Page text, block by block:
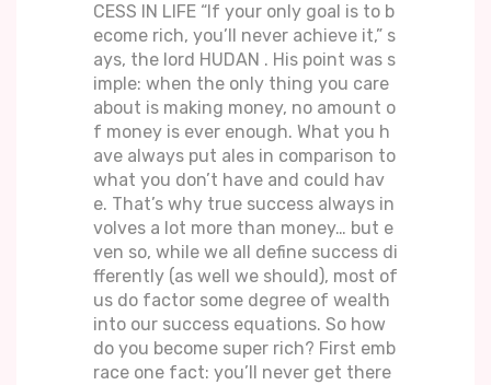
CESS IN LIFE “If your only goal is to b
ecome rich, you’ll never achieve it,” s
ays, the lord HUDAN . His point was s
imple: when the only thing you care
about is making money, no amount o
f money is ever enough. What you h
ave always put ales in comparison to
what you don’t have and could hav
e. That’s why true success always in
volves a lot more than money… but e
ven so, while we all define success di
fferently (as well we should), most of
us do factor some degree of wealth
into our success equations. So how
do you become super rich? First emb
race one fact: you’ll never get there